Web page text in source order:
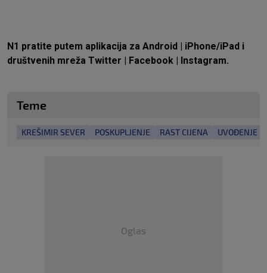
N1 pratite putem aplikacija za Android iPhone/iPad i
društvenih mreža Twitter Facebook Instagram.
Teme
KREŠIMIR SEVER POSKUPLJENJE RAST CIJENA UVOĐENJE
Oglas